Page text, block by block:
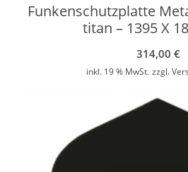
Funkenschutzplatte
titan – 1395 X
314,00 €
inkl. 19 % MwSt. zzgl.